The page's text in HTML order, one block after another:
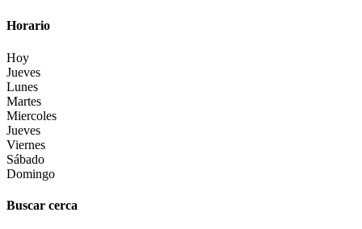
Horario
Hoy
Jueves
Lunes
Martes
Miercoles
Jueves
Viernes
Sábado
Domingo
Buscar cerca